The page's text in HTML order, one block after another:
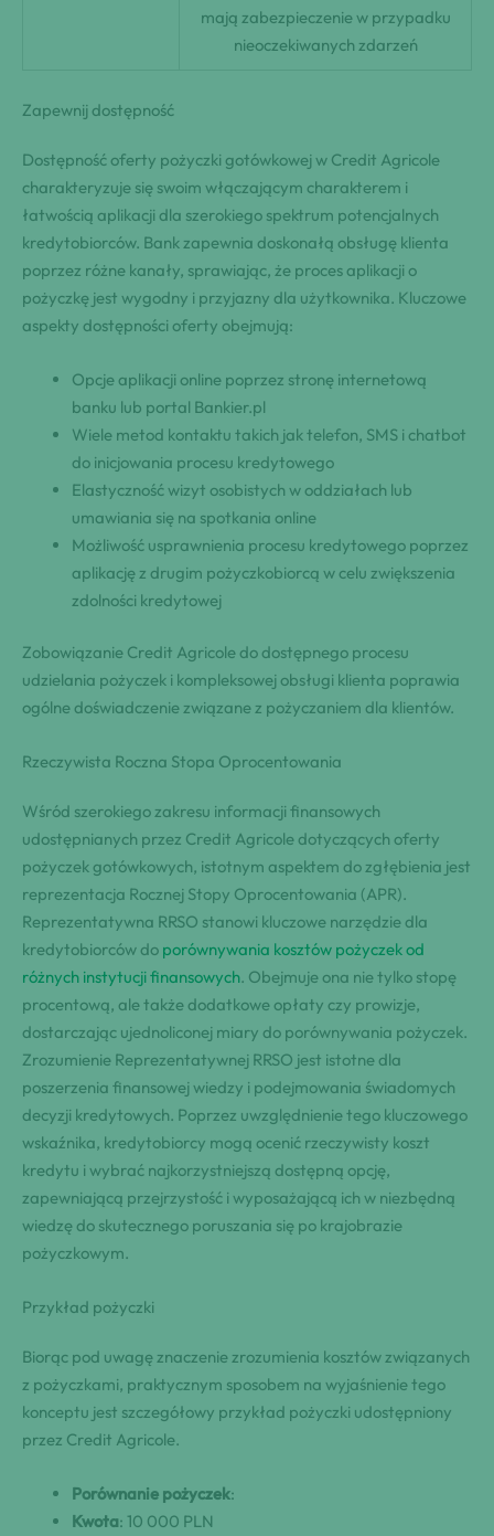
mają zabezpieczenie w przypadku
nieoczekiwanych zdarzeń
Zapewnij dostępność
Dostępność oferty pożyczki gotówkowej w Credit Agricole
charakteryzuje się swoim włączającym charakterem i
łatwością aplikacji dla szerokiego spektrum potencjalnych
kredytobiorców. Bank zapewnia doskonałą obsługę klienta
poprzez różne kanały, sprawiając, że proces aplikacji o
pożyczkę jest wygodny i przyjazny dla użytkownika. Kluczowe
aspekty dostępności oferty obejmują:
Opcje aplikacji online poprzez stronę internetową
banku lub portal Bankier.pl
Wiele metod kontaktu takich jak telefon, SMS i chatbot
do inicjowania procesu kredytowego
Elastyczność wizyt osobistych w oddziałach lub
umawiania się na spotkania online
Możliwość usprawnienia procesu kredytowego poprzez
aplikację z drugim pożyczkobiorcą w celu zwiększenia
zdolności kredytowej
Zobowiązanie Credit Agricole do dostępnego procesu
udzielania pożyczek i kompleksowej obsługi klienta poprawia
ogólne doświadczenie związane z pożyczaniem dla klientów.
Rzeczywista Roczna Stopa Oprocentowania
Wśród szerokiego zakresu informacji finansowych
udostępnianych przez Credit Agricole dotyczących oferty
pożyczek gotówkowych, istotnym aspektem do zgłębienia jest
reprezentacja Rocznej Stopy Oprocentowania (APR).
Reprezentatywna RRSO stanowi kluczowe narzędzie dla
kredytobiorców do porównywania kosztów pożyczek od
różnych instytucji finansowych. Obejmuje ona nie tylko stopę
procentową, ale także dodatkowe opłaty czy prowizje,
dostarczając ujednoliconej miary do porównywania pożyczek.
Zrozumienie Reprezentatywnej RRSO jest istotne dla
poszerzenia finansowej wiedzy i podejmowania świadomych
decyzji kredytowych. Poprzez uwzględnienie tego kluczowego
wskaźnika, kredytobiorcy mogą ocenić rzeczywisty koszt
kredytu i wybrać najkorzystniejszą dostępną opcję,
zapewniającą przejrzystość i wyposażającą ich w niezbędną
wiedzę do skutecznego poruszania się po krajobrazie
pożyczkowym.
Przykład pożyczki
Biorąc pod uwagę znaczenie zrozumienia kosztów związanych
z pożyczkami, praktycznym sposobem na wyjaśnienie tego
konceptu jest szczegółowy przykład pożyczki udostępniony
przez Credit Agricole.
Porównanie pożyczek:
Kwota: 10 000 PLN